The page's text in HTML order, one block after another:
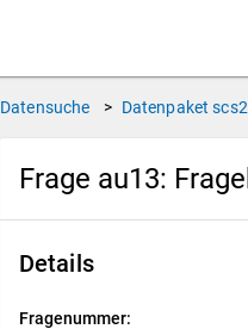
Datensuche > Datenpaket
Frage au13:
Details
Fragenummer: